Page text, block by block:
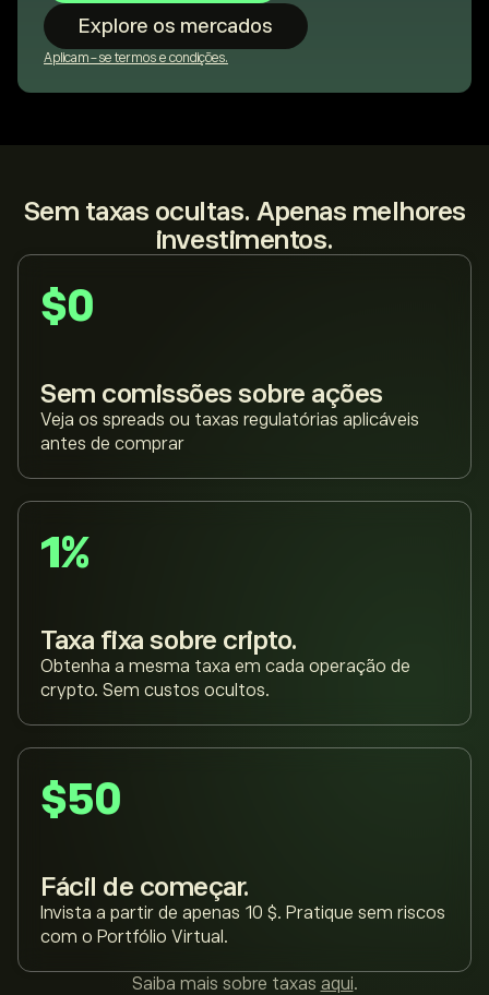
Explore os mercados
Aplicam-se termos e condições.
Sem taxas ocultas. Apenas melhores
investimentos.
$0
Sem comissões sobre ações
Veja os spreads ou taxas regulatórias aplicáveis
antes de comprar
1%
Taxa fixa sobre cripto.
Obtenha a mesma taxa em cada operação de
crypto. Sem custos ocultos.
$50
Fácil de começar.
Invista a partir de apenas 10 $. Pratique sem riscos
com o Portfólio Virtual.
Saiba mais sobre taxas aqui.